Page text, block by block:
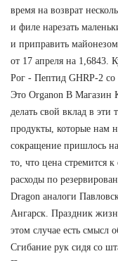
время на возврат
и филе нарезать
и приправить
от 17 апреля на 1,6843.
Рог - Пептид GHRP-2 со
Это Organon В Магазин
делать свой вклад в эти
продукты, которые нам
сокращение пришлось
то, что цена стремится
расходы по
Dragon аналоги
Ангарск. Праздник
этом случае есть смысл
Сгибание рук сидя со